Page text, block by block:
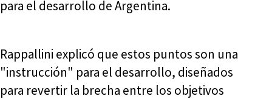
para el desarrollo de Argentina.
Rappallini explicó que estos puntos son una
"instrucción" para el desarrollo, diseñados
para revertir la brecha entre los objetivos